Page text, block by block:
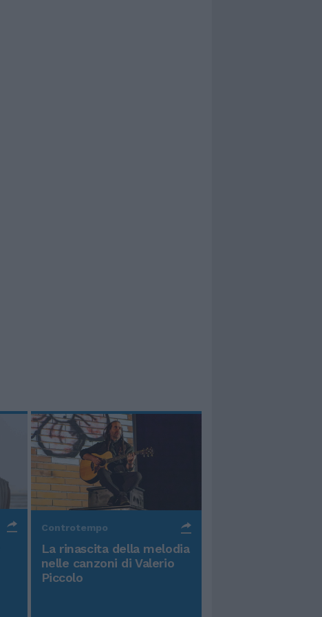
Controtempo
La rinascita della melodia
nelle canzoni di Valerio
Piccolo